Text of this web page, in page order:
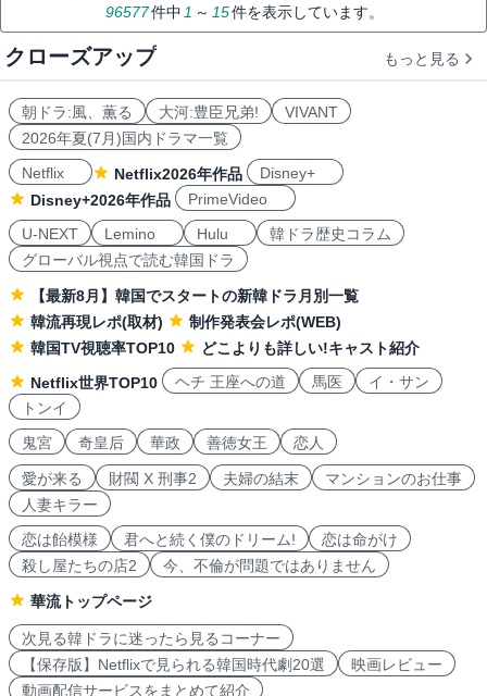
96577件中 1 ～ 15件を表示しています。
クローズアップ もっと見る
朝ドラ:風、薫る 大河:豊臣兄弟!
VIVANT
2026年夏(7月)国内ドラマ一覧
Netflix
Netflix2026年作品
Disney+
Disney+2026年作品
PrimeVideo
U-NEXT
Lemino Hulu
韓ドラ歴史コラム
グローバル視点で読む韓国ドラ
【最新8月】韓国でスタートの新韓ドラ月別一覧
韓流再現レポ(取材)
制作発表会レポ(WEB)
韓国TV視聴率TOP10
どこよりも詳しい!キャスト紹介
Netflix世界TOP10
ヘチ 王座への道 馬医
イ・サン
トンイ
鬼宮
奇皇后 華政 善徳女王 恋人
愛が来る 財閥 X 刑事2 夫婦の結末
マンションのお仕事
人妻キラー
恋は飴模様
君へと続く僕のドリーム!
恋は命がけ
殺し屋たちの店2
今、不倫が問題ではありません
華流トップページ
次見る韓ドラに迷ったら見るコーナー
【保存版】Netflixで見られる韓国時代劇20選
映画レビュー
動画配信サービスをまとめて紹介